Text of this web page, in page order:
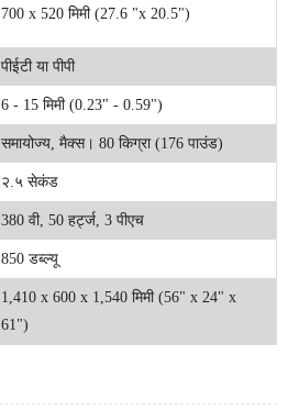
700 x 520 मिमी (27.6 "x 20.5")
पीईटी या पीपी
6 - 15 मिमी (0.23" - 0.59")
समायोज्य, मैक्स। 80 किग्रा (176 पाउंड)
२.५ सेकंड
380 वी, 50 हर्ट्ज, 3 पीएच
850 डब्ल्यू
1,410 x 600 x 1,540 मिमी (56" x 24" x
61")